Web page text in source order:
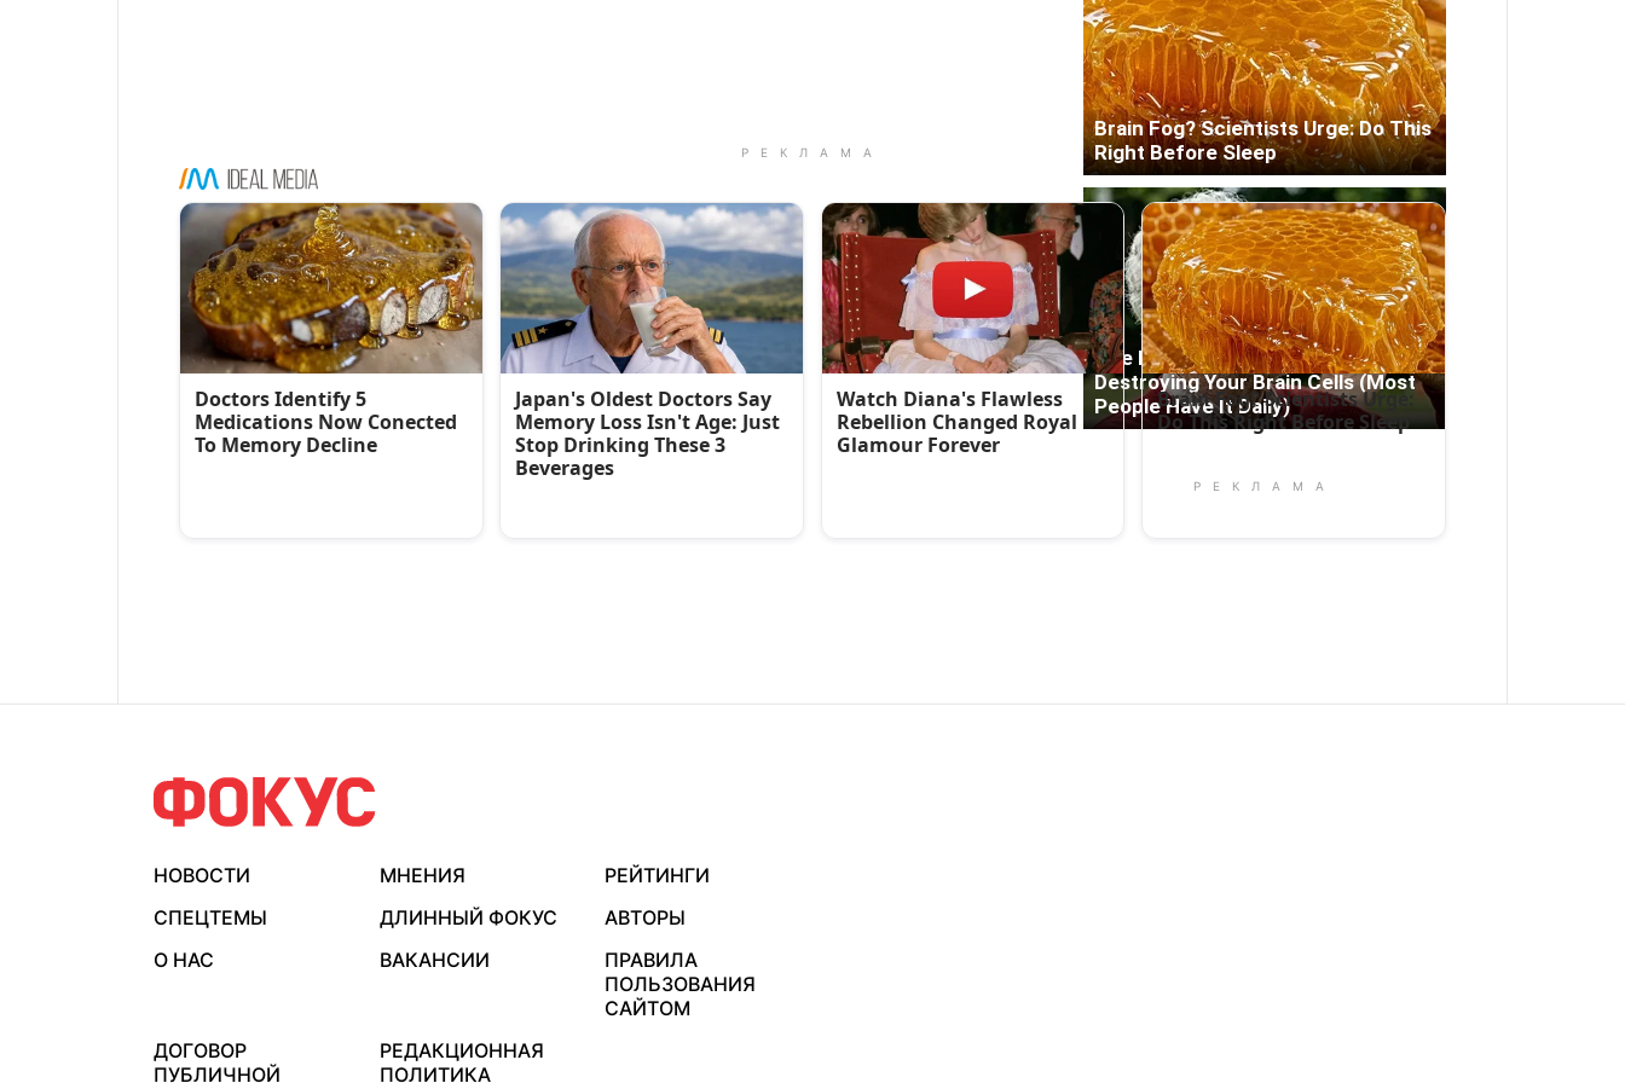
НОВОСТИ МНЕНИЯ
РЕЙТИНГИ
СПЕЦТЕМЫ
ДЛИННЫЙ ФОКУС
АВТОРЫ
О НАС
ВАКАНСИИ
ПРАВИЛА
ПОЛЬЗОВАНИЯ
САЙТОМ
ДОГОВОР
ПУБЛИЧНОЙ
РЕДАКЦИОННАЯ
ПОЛИТИКА